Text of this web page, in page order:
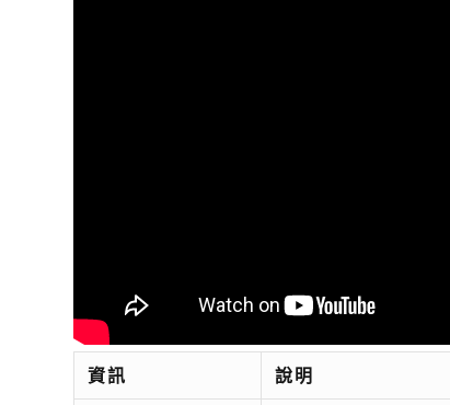
資訊 說明